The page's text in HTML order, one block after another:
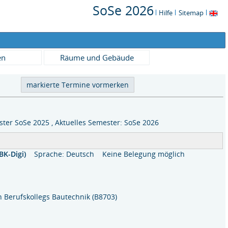
SoSe 2026 Hilfe Sitemap
Räume und Gebäude
SoSe 2025 , Aktuelles Semester: SoSe 2026
Digi) Sprache: Deutsch Keine Belegung möglich
Berufskollegs Bautechnik (B8703)